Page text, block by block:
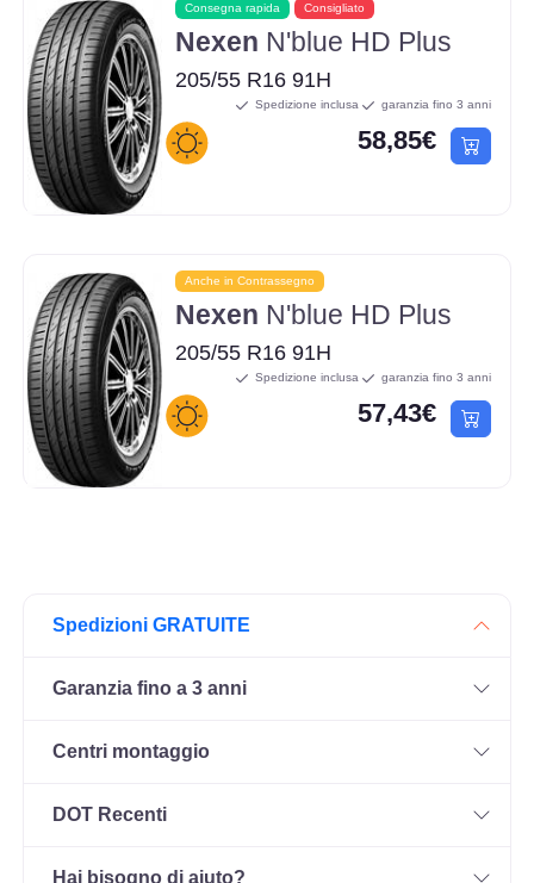
Consegna rapida Consigliato
Nexen N'blue HD Plus
205/55 R16 91H
Spedizione inclusa garanzia fino 3 anni
58,85€
Anche in Contrassegno
Nexen N'blue HD Plus
205/55 R16 91H
Spedizione inclusa garanzia fino 3 anni
57,43€
Spedizioni GRATUITE
Garanzia fino a 3 anni
Centri montaggio
DOT Recenti
Hai bisogno di aiuto?